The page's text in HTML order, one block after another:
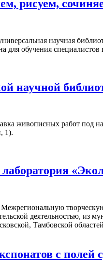
рисуем,
научная
обучения
научной
живописных работ под
1).
деятельностью, из
Тамбовской
с